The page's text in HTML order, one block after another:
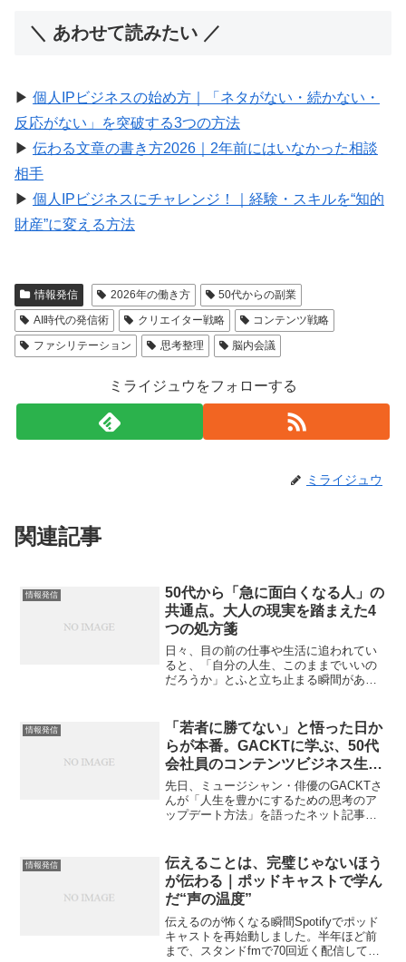
＼ あわせて読みたい ／
▶︎ 個人IPビジネスの始め方｜「ネタがない・続かない・
反応がない」を突破する3つの方法
▶︎ 伝わる文章の書き方2026｜2年前にはいなかった相談
相手
▶︎ 個人IPビジネスにチャレンジ！｜経験・スキルを“知的
財産”に変える方法
情報発信 2026年の働き方
50代からの副業
AI時代の発信術
クリエイター戦略
コンテンツ戦略
ファシリテーション
思考整理 脳内会議
ミライジュウをフォローする
ミライジュウ
関連記事
情報発信
50代から「急に面白くなる人」の
共通点。大人の現実を踏まえた4
つの処方箋
日々、目の前の仕事や生活に追われてい
ると、「自分の人生、このままでいいの
だろうか」とふと立ち止まる瞬間があり
らの生き方についてリアルに模索し始め
る方も多いのではないで...
情報発信
「若者に勝てない」と悟った日か
らが本番。GACKTに学ぶ、50代
会社員のコンテンツビジネス生存
戦略
先日、ミュージシャン・俳優のGACKTさ
んが「人生を豊かにするための思考のア
ップデート方法」を語ったネット記事に
たちが、いかにして「感情に流されない
素早い選択と決断」の...
情報発信
伝えることは、完璧じゃないほう
が伝わる｜ポッドキャストで学ん
だ“声の温度”
伝えるのが怖くなる瞬間Spotifyでポッド
キャストを再始動しました。半年ほど前
まで、スタンドfmで70回近く配信してい